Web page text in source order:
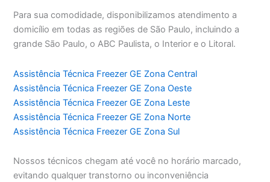
Para sua comodidade, disponibilizamos atendimento a
domicílio em todas as regiões de São Paulo, incluindo a
grande São Paulo, o ABC Paulista, o Interior e o Litoral.
Assistência Técnica Freezer GE Zona Central
Assistência Técnica Freezer GE Zona Oeste
Assistência Técnica Freezer GE Zona Leste
Assistência Técnica Freezer GE Zona Norte
Assistência Técnica Freezer GE Zona Sul
Nossos técnicos chegam até você no horário marcado,
evitando qualquer transtorno ou inconveniência